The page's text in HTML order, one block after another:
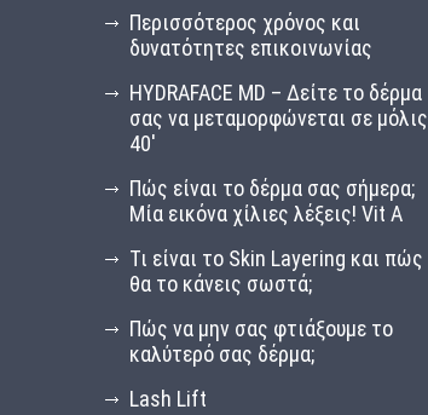
Περισσότερος χρόνος και
δυνατότητες επικοινωνίας
HYDRAFACE MD – Δείτε το δέρμα
σας να μεταμορφώνεται σε μόλις
40′
Πώς είναι το δέρμα σας σήμερα;
Μία εικόνα χίλιες λέξεις! Vit A
Τι είναι το Skin Layering και πώς
θα το κάνεις σωστά;
Πώς να μην σας φτιάξουμε το
καλύτερό σας δέρμα;
Lash Lift